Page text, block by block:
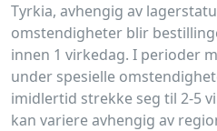
Tyrkia, avhengig av
omstendigheter blir
innen 1 virkedag. I perioder
under spesielle
imidlertid strekke seg til 2-5
kan variere avhengig av